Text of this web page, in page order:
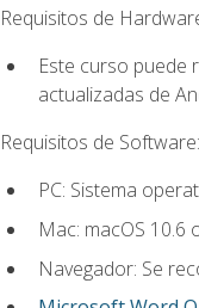
Requisitos de
Este curso puede
actualizadas de
Requisitos de Software:
PC: Sistema
Mac: macOS 10.6
Navegador: Se